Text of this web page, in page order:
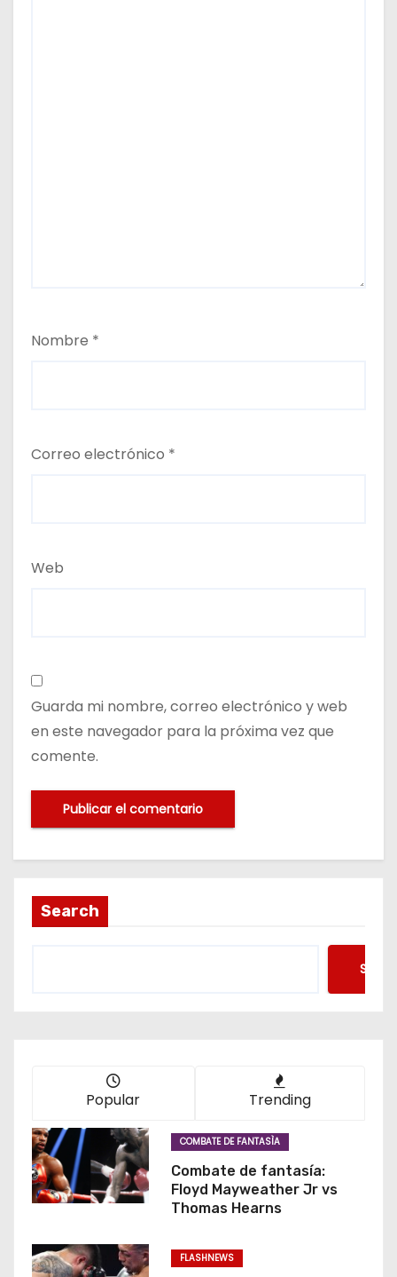
Nombre *
Correo electrónico *
Web
Guarda mi nombre, correo electrónico y web
en este navegador para la próxima vez que
comente.
Search
Popular Trending
COMBATE DE FANTASÌA
Combate de fantasía:
Floyd Mayweather Jr vs
Thomas Hearns
FLASHNEWS